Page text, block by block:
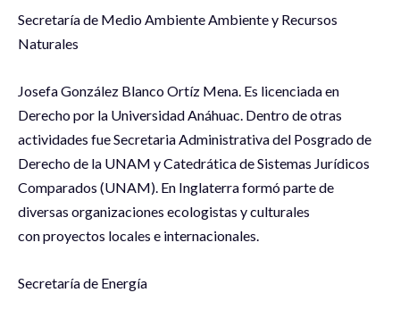
Secretaría de Medio Ambiente Ambiente y Recursos
Naturales
Josefa González Blanco Ortíz Mena. Es licenciada en
Derecho por la Universidad Anáhuac. Dentro de otras
actividades fue Secretaria Administrativa del Posgrado de
Derecho de la UNAM y Catedrática de Sistemas Jurídicos
Comparados (UNAM). En Inglaterra formó parte de
diversas organizaciones ecologistas y culturales
con proyectos locales e internacionales.
Secretaría de Energía